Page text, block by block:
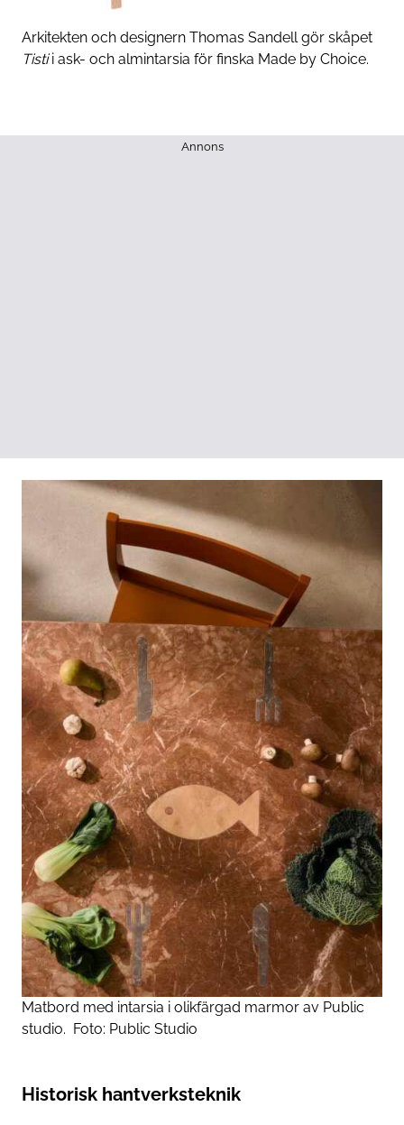
Arkitekten och designern Thomas ­Sandell gör skåpet
Tistii ask- och almintarsia för finska Made by Choice.
Annons
Matbord med intarsia i olikfärgad marmor av Public
studio. Foto: Public Studio
Historisk hantverksteknik